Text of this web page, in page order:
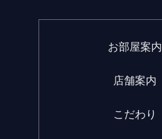
お部屋案内
店舗案内
こだわり